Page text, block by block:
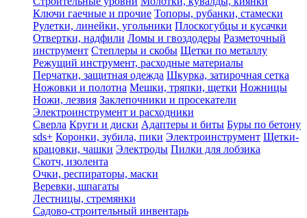
Ключи гаечные и прочие Топоры, рубанки, стамески
Рулетки, линейки, угольники Плоскогубцы и кусачки
Отвертки, надфили Ломы и гвоздодеры Разметочный
инструмент Степлеры и скобы Щетки по металлу
Режущий инструмент, расходные материалы
Перчатки, защитная одежда Шкурка, затирочная сетка
Ножовки и полотна Мешки, тряпки, щетки Ножницы
Ножи, лезвия Заклепочники и просекатели
Электроинструмент и расходники
Сверла Круги и диски Адаптеры и биты Буры по бетону
sds+ Коронки, зубила, пики Электроинструмент Щетки-
крацовки, чашки Электроды Пилки для лобзика
Скотч, изолента
Очки, респираторы, маски
Веревки, шпагаты
Лестницы, стремянки
Садово-строительный инвентарь